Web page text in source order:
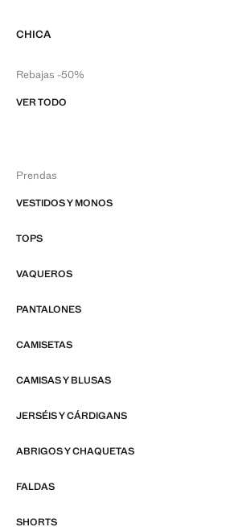
CHICA
Rebajas -50%
VER TODO
Prendas
VESTIDOS Y MONOS
TOPS
VAQUEROS
PANTALONES
CAMISETAS
CAMISAS Y BLUSAS
JERSÉIS Y CÁRDIGANS
ABRIGOS Y CHAQUETAS
FALDAS
SHORTS